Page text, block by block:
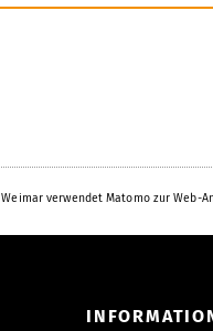
verwendet Matomo zur Web-